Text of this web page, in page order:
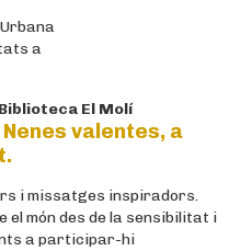
a
El Molí
valentes, a
i missatges inspiradors.
el món des de la sensibilitat i
a participar-hi